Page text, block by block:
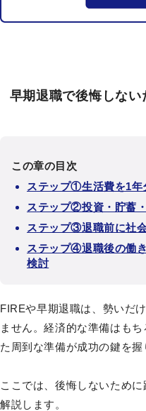
早期退職で後悔しな
この章の目次
ステップ①生活費を1年
ステップ②投資・貯蓄
ステップ③退職前に社
ステップ④退職後の働
検討
FIREや早期退職は、勢いだ
ません。経済的な準備はも
た周到な準備が成功の鍵を握
ここでは、後悔しないため
解説します。